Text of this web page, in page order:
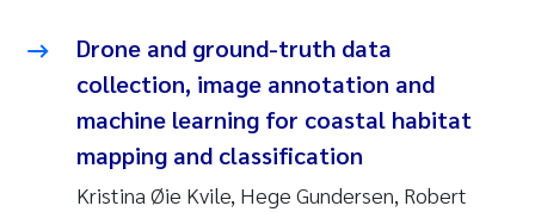
Drone and ground-truth data
collection, image annotation and
machine learning for coastal habitat
mapping and classification
Kristina Øie Kvile, Hege Gundersen, Robert